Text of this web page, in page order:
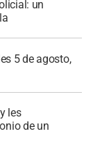
un
5 de agosto,
les
de un